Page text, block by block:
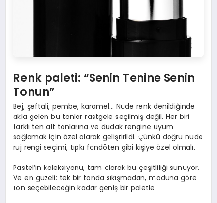
Renk paleti: “Senin Tenine Senin
Tonun”
Bej, şeftali, pembe, karamel… Nude renk denildiğinde
akla gelen bu tonlar rastgele seçilmiş değil. Her biri
farklı ten alt tonlarına ve dudak rengine uyum
sağlamak için özel olarak geliştirildi. Çünkü doğru nude
ruj rengi seçimi, tıpkı fondöten gibi kişiye özel olmalı.
Pastel’in koleksiyonu, tam olarak bu çeşitliliği sunuyor.
Ve en güzeli: tek bir tonda sıkışmadan, moduna göre
ton seçebileceğin kadar geniş bir paletle.